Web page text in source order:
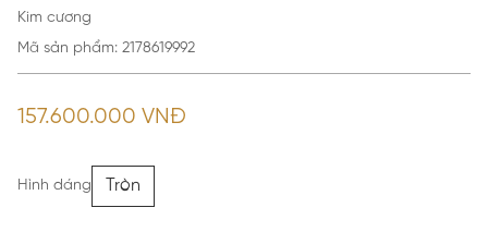
Kim cương
Mã sản phẩm: 2178619992
157.600.000 VNĐ
Hình dáng Tròn